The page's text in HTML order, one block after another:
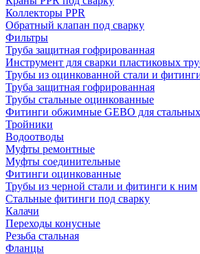
Коллекторы PPR
Обратный клапан под сварку
Фильтры
Труба защитная гофрированная
Инструмент для сварки пластиковых
Трубы из оцинкованной стали и
Труба защитная гофрированная
Трубы стальные оцинкованные
Фитинги обжимные GEBO для
Тройники
Водоотводы
Муфты ремонтные
Муфты соединительные
Фитинги оцинкованные
Трубы из черной стали и фитинги к ним
Стальные фитинги под сварку
Калачи
Переходы конусные
Резьба стальная
Фланцы